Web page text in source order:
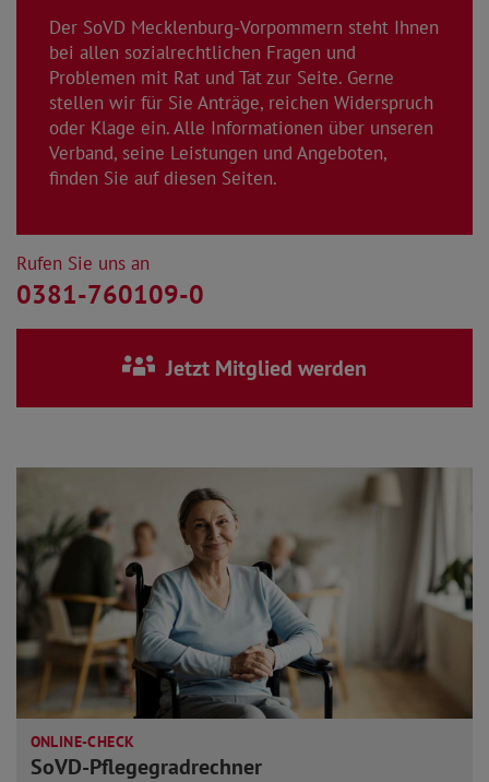
Der SoVD Mecklenburg-Vorpommern steht Ihnen
bei allen sozialrechtlichen Fragen und
Problemen mit Rat und Tat zur Seite. Gerne
stellen wir für Sie Anträge, reichen Widerspruch
oder Klage ein. Alle Informationen über unseren
Verband, seine Leistungen und Angeboten,
finden Sie auf diesen Seiten.
Rufen Sie uns an
0381-760109-0
Jetzt Mitglied werden
ONLINE-CHECK
SoVD-Pflegegradrechner